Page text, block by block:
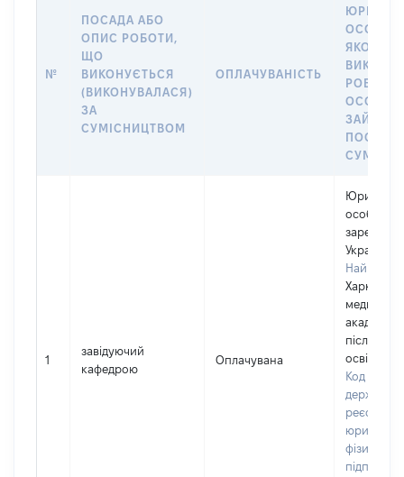
№
ПОСАДА АБО
ОПИС РОБОТИ,
ЩО
ВИКОНУЄТЬСЯ
(ВИКОНУВАЛАСЯ)
ЗА
СУМІСНИЦТВОМ
ОПЛАЧУВАНІСТЬ
ОСОБА,
ЯКОЇ
РОБОТА
ОСОБА
ПОСАДУ
1
завідуючий
кафедрою
Оплачувана
Юридична
особа,
Україні
медична
академія
освіти
Код в
реєстрі
фізичних